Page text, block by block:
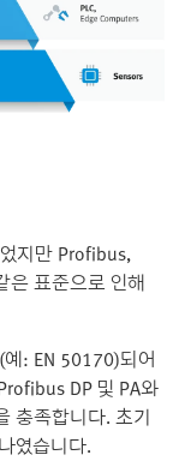
지만 Profibus,
은 표준으로 인해
: EN 50170)되어
DP 및 PA와
충족합니다. 초기
였습니다.